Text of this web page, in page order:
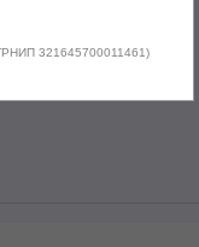
кармы сына
целительских
321645700011461)